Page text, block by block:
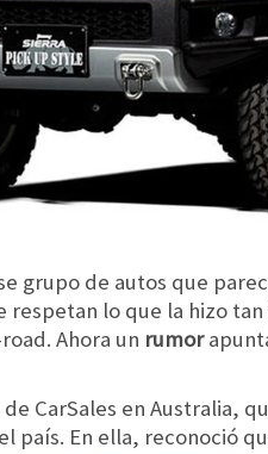
grupo de autos que
respetan lo que la hizo
Ahora un rumor
CarSales en Australia,
país. En ella, reconoció